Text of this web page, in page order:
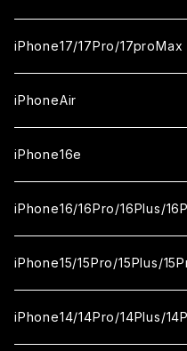
ガラスフィルム
セラミックフィルム
カメラ用フィルム
iPhone17/17Pro/17proMax
iPhone17
ガラスフィルム
セラミックフィルム
iPhone17Pro
ガラスフィルム
セラミックフィルム
iPhone17proMax
ガラスフィルム
セラミックフィルム
iPhoneAir
ガラスフィルム
セラミックフィルム
カメラ用フィルム
iPhone16e
ガラスフィルム
セラミックフィルム
カメラ用フィルム
iPhone16/16Pro/16Plus/
iPhone16
ガラスフィルム
iPhone16Pro
iPhone15/15Pro/15Plus/
iPhone15
iPhone14/14Pro/14Plus/